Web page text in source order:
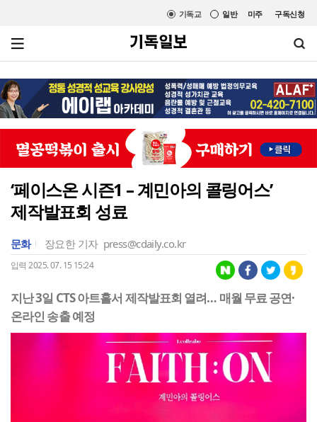
미주 구독신청
일반
기독교
‘페이스온 시즌1 – 계민아의 콜링어스’
제작발표회 성료
문화 장요한 기자 press@cdaily.co.kr
입력 2025. 07. 15 15:24
지난 3일 CTS 아트홀서 제작발표회 열려… 매월 무료 공연·
온라인 송출 예정